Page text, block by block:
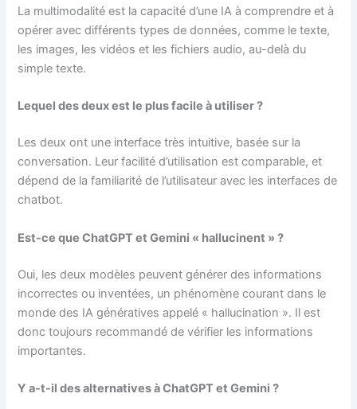
La multimodalité est la capacité d’une IA à comprendre et à
opérer avec différents types de données, comme le texte,
les images, les vidéos et les fichiers audio, au-delà du
simple texte.
Lequel des deux est le plus facile à utiliser ?
Les deux ont une interface très intuitive, basée sur la
conversation. Leur facilité d’utilisation est comparable, et
dépend de la familiarité de l’utilisateur avec les interfaces de
chatbot.
Est-ce que ChatGPT et Gemini « hallucinent » ?
Oui, les deux modèles peuvent générer des informations
incorrectes ou inventées, un phénomène courant dans le
monde des IA génératives appelé « hallucination ». Il est
donc toujours recommandé de vérifier les informations
importantes.
Y a-t-il des alternatives à ChatGPT et Gemini ?